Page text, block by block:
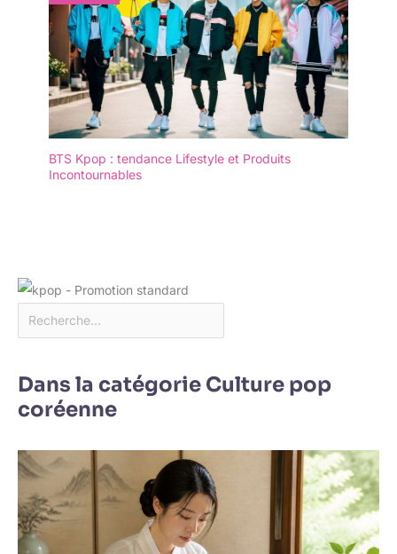
BTS Kpop : tendance Lifestyle et Produits
Incontournables
Dans la catégorie Culture pop
coréenne